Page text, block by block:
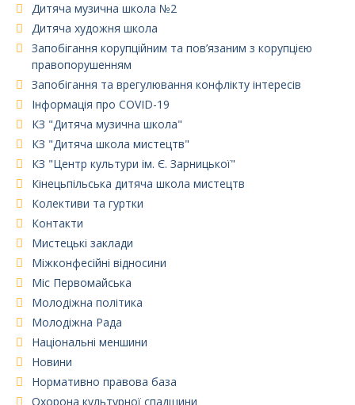
Дитяча музична школа №2
Дитяча художня школа
Запобігання корупційним та пов’язаним з корупцією
правопорушенням
Запобігання та врегулювання конфлікту інтересів
Інформація про COVID-19
КЗ "Дитяча музична школа"
КЗ "Дитяча школа мистецтв"
КЗ "Центр культури ім. Є. Зарницької"
Кінецьпільська дитяча школа мистецтв
Колективи та гуртки
Контакти
Мистецькі заклади
Міжконфесійні відносини
Міс Первомайська
Молодіжна політика
Молодіжна Рада
Національні меншини
Новини
Нормативно правова база
Охорона культурної спадщини